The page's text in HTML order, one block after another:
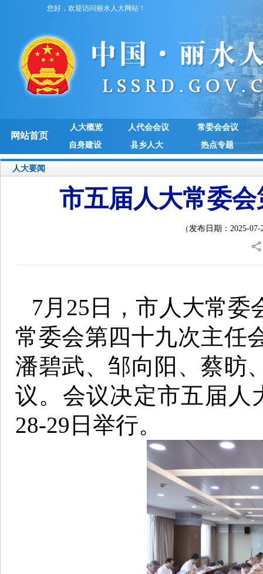
您好，欢迎访问丽水人大网站！
网站首页
人大概览 人代会会议
常委会会议
自身建设
县乡人大 热点专题
人大要闻
市五届人大常委
（发布日期：2025-
7月25日，市人大常委
常委会第四十九次主任
潘碧武、邹向阳、蔡昉
议。会议决定市五届人
28-29日举行。